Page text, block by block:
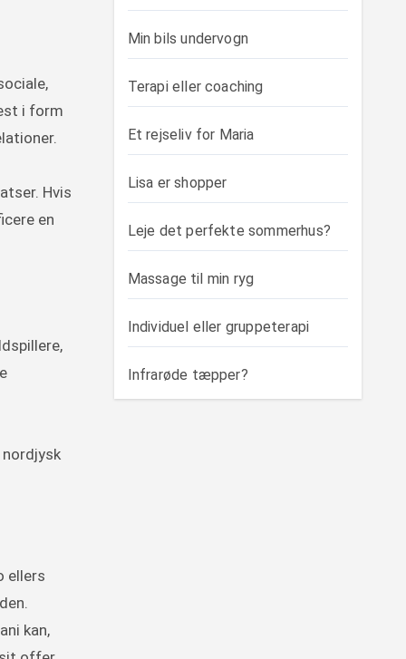
i form
Hvis
en
ellers
kan,
Min bils undervogn
Terapi eller coaching
Et rejseliv for Maria
Lisa er shopper
Leje det perfekte sommerhus?
Massage til min ryg
Individuel eller gruppeterapi
Infrarøde tæpper?